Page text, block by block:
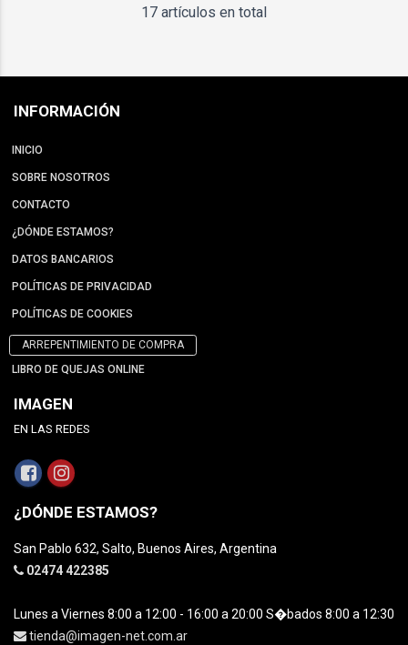
17 artículos en total
INFORMACIÓN
INICIO
SOBRE NOSOTROS
CONTACTO
¿DÓNDE ESTAMOS?
DATOS BANCARIOS
POLÍTICAS DE PRIVACIDAD
POLÍTICAS DE COOKIES
ARREPENTIMIENTO DE COMPRA
LIBRO DE QUEJAS ONLINE
IMAGEN
EN LAS REDES
¿DÓNDE ESTAMOS?
San Pablo 632, Salto, Buenos Aires, Argentina
02474 422385
Lunes a Viernes 8:00 a 12:00 - 16:00 a 20:00 S�bados 8:00 a 12:30
tienda@imagen-net.com.ar